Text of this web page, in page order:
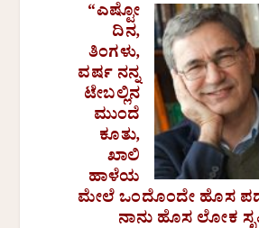
“ಎಷ್ಟೋ
ದಿನ,
ತಿಂಗಳು,
ವರ್ಷ ನನ್ನ
ಟೇಬಲ್ಲಿನ
ಮುಂದೆ
ಕೂತು,
ಖಾಲಿ
ಹಾಳೆಯ
ಮೇಲೆ ಒಂದೊಂದೇ ಹೊಸ ಪದ
ನಾನು ಹೊಸ ಲೋಕ